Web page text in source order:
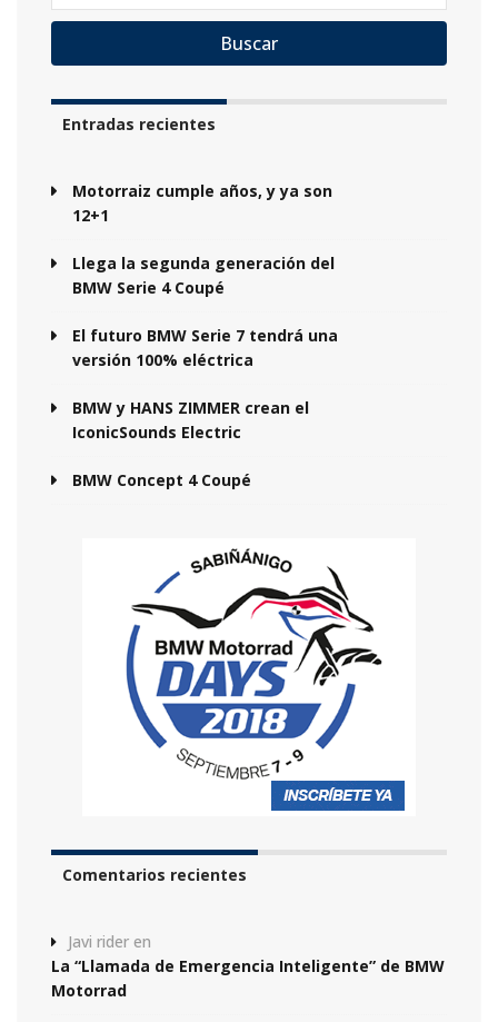
Buscar
Entradas recientes
Motorraiz cumple años, y ya son
12+1
Llega la segunda generación del
BMW Serie 4 Coupé
El futuro BMW Serie 7 tendrá una
versión 100% eléctrica
BMW y HANS ZIMMER crean el
IconicSounds Electric
BMW Concept 4 Coupé
Comentarios recientes
Javi rider en
La “Llamada de Emergencia Inteligente” de BMW
Motorrad